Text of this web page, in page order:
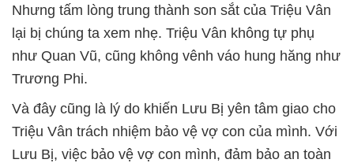
Nhưng tấm lòng trung thành son sắt của Triệu Vân
lại bị chúng ta xem nhẹ. Triệu Vân không tự phụ
như Quan Vũ, cũng không vênh váo hung hăng như
Trương Phi.
Và đây cũng là lý do khiến Lưu Bị yên tâm giao cho
Triệu Vân trách nhiệm bảo vệ vợ con của mình. Với
Lưu Bị, việc bảo vệ vợ con mình, đảm bảo an toàn